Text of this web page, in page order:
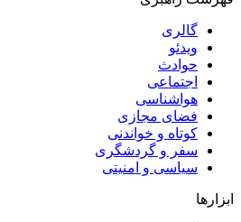
گالری
ویدئو
حوادث
اجتماعی
هواشناسی
فضای مجازی
کوتاه و خواندنی
سفر و گردشگری
سیاسی و امنیتی
ابزارها